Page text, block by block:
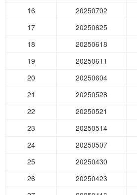
16
20250702
17
20250625
18
20250618
19
20250611
20
20250604
21
20250528
22
20250521
23
20250514
24
20250507
25
20250430
26
20250423